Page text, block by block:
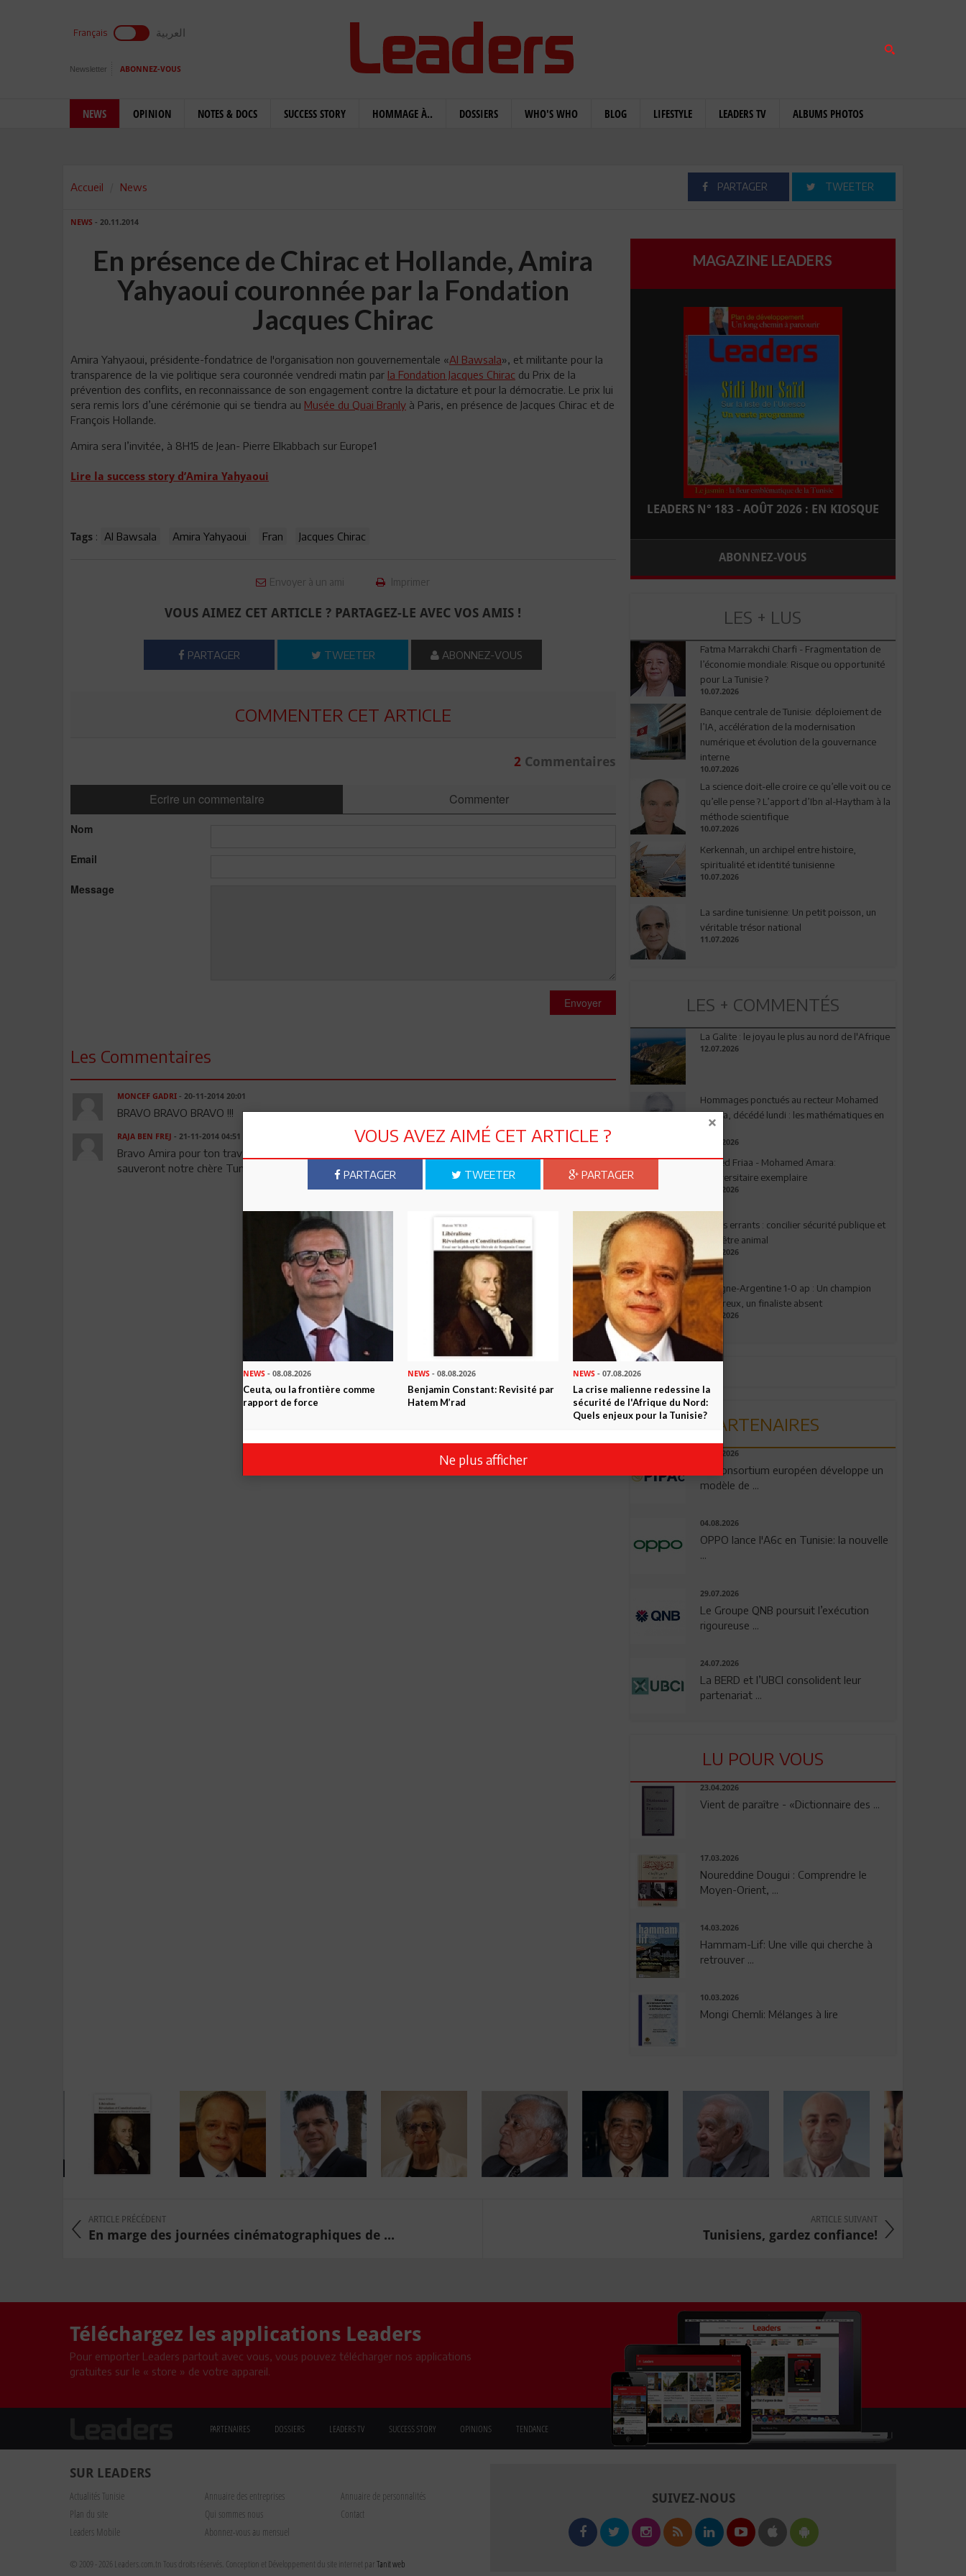
Français العربية
Newsletter ABONNEZ-VOUS
NEWS OPINION NOTES & DOCS SUCCESS STORY HOMMAGE À.. DOSSIERS WHO'S WHO BLOG LIFESTYLE LEADERS TV ALBUMS PHOTOS
Accueil News PARTAGER TWEETER
NEWS - 20.11.2014
En présence de Chirac et Hollande, Amira
Yahyaoui couronnée par la Fondation
Jacques Chirac
Amira Yahyaoui, présidente-fondatrice de l'organisation non gouvernementale «Al Bawsala», et militante pour la
transparence de la vie politique sera couronnée vendredi matin par la Fondation Jacques Chirac du Prix de la
prévention des conflits, en reconnaissance de son engagement contre la dictature et pour la démocratie. Le prix lui
sera remis lors d’une cérémonie qui se tiendra au Musée du Quai Branly à Paris, en présence de Jacques Chirac et de
François Hollande.
Amira sera l’invitée, à 8H15 de Jean- Pierre Elkabbach sur Europe1
Lire la success story d’Amira Yahyaoui
Tags : Al Bawsala Amira Yahyaoui Fran Jacques Chirac
Envoyer à un ami Imprimer
VOUS AIMEZ CET ARTICLE ? PARTAGEZ-LE AVEC VOS AMIS !
PARTAGER TWEETER ABONNEZ-VOUS
COMMENTER CET ARTICLE
2Commentaires
Ecrire un commentaire Commenter
Nom
Email
Message
Envoyer
Les Commentaires
MONCEF GADRI- 20-11-2014 20:01
BRAVO BRAVO BRAVO !!!
RAJA BEN FREJ - 21-11-2014 04:51
Bravo Amira pour ton travail sérieux, pour ta persévérance, c'est des "hrayer tounes" comme toi qui
sauveront notre chère Tunisie. Merci
MAGAZINE LEADERS
LEADERS N° 183 - AOÛT 2026 : EN KIOSQUE
ABONNEZ-VOUS
LES + LUS
Fatma Marrakchi Charfi - Fragmentation de
l’économie mondiale: Risque ou opportunité
pour La Tunisie ?
10.07.2026
Banque centrale de Tunisie: déploiement de
l’IA, accélération de la modernisation
numérique et évolution de la gouvernance
interne
10.07.2026
La science doit-elle croire ce qu’elle voit ou ce
qu’elle pense ? L’apport d’Ibn al-Haytham à la
méthode scientifique
10.07.2026
Kerkennah, un archipel entre histoire,
spiritualité et identité tunisienne
10.07.2026
La sardine tunisienne: Un petit poisson, un
véritable trésor national
11.07.2026
LES + COMMENTÉS
La Galite : le joyau le plus au nord de l'Afrique
12.07.2026
Hommages ponctués au recteur Mohamed
Amara, décédé lundi : les mathématiques en
deuil
03.08.2026
Ahmed Friaa - Mohamed Amara:
l’Universitaire exemplaire
04.08.2026
Chiens errants : concilier sécurité publique et
bien-être animal
17.07.2026
Espagne-Argentine 1-0 ap : Un champion
valeureux, un finaliste absent
19.07.2026
PARTENAIRES
06.08.2026
Un consortium européen développe un
modèle de ...
04.08.2026
OPPO lance l'A6c en Tunisie: la nouvelle
...
29.07.2026
Le Groupe QNB poursuit l’exécution
rigoureuse ...
24.07.2026
La BERD et l’UBCI consolident leur
partenariat ...
LU POUR VOUS
23.04.2026
Vient de paraître - «Dictionnaire des ...
17.03.2026
Noureddine Dougui : Comprendre le
Moyen-Orient, ...
14.03.2026
Hammam-Lif: Une ville qui cherche à
retrouver ...
10.03.2026
Mongi Chemli: Mélanges à lire
ARTICLE PRÉCÉDENT
En marge des journées cinématographiques de ...
ARTICLE SUIVANT
Tunisiens, gardez confiance!
Téléchargez les applications Leaders
Pour emporter Leaders partout avec vous, vous pouvez télécharger nos applications
gratuites sur le « store » de votre appareil.
PARTENAIRES DOSSIERS LEADERS TV SUCCESS STORY OPINIONS TENDANCE
SUR LEADERS
Actualités Tunisie Annuaire des entreprises
Annuaire de personnalités
Plan du site
Qui sommes nous
Contact
Leaders Mobile
Abonnez-vous au mensuel
© 2009 - 2026 Leaders.com.tn Tous droits réservés. Conception et Développement du site internet parTanit web
SUIVEZ-NOUS
VOUS AVEZ AIMÉ CET ARTICLE ?
PARTAGER TWEETER PARTAGER
NEWS - 08.08.2026
Ceuta, ou la frontière comme
rapport de force
NEWS - 08.08.2026
Benjamin Constant: Revisité par
Hatem M’rad
NEWS- 07.08.2026
La crise malienne redessine la
sécurité de l'Afrique du Nord:
Quels enjeux pour la Tunisie?
Ne plus afficher